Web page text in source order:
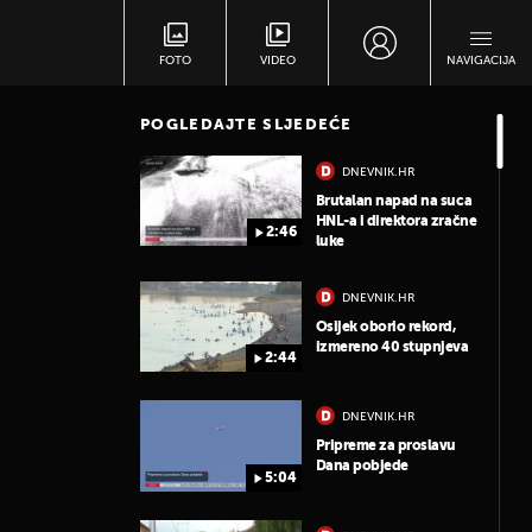
FOTO VIDEO NAVIGACIJA
POGLEDAJTE SLJEDEĆE
2:46
DNEVNIK.HR
Brutalan napad na suca
HNL-a i direktora zračne
luke
2:44
DNEVNIK.HR
Osijek oborio rekord,
izmereno 40 stupnjeva
5:04
DNEVNIK.HR
Pripreme za proslavu
Dana pobjede